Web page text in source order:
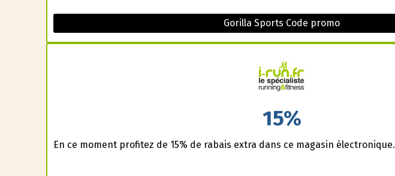
Gorilla Sports Code promo
15%
En ce moment profitez de 15% de rabais extra dans ce magasin électronique.